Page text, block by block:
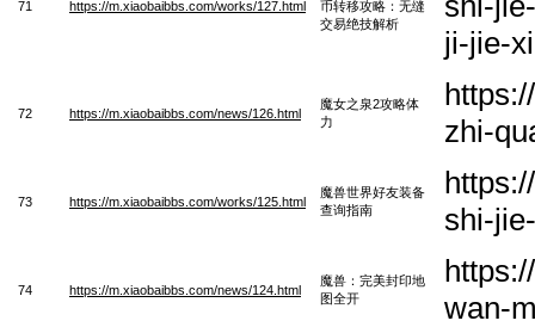
71 https://m.xiaobaibbs.com/works/127.html
币转移攻略：无缝
交易绝技解析
ji-jie-
72 https://m.xiaobaibbs.com/news/126.html
魔女之泉2攻略体
力
zhi-
73 https://m.xiaobaibbs.com/works/125.html
魔兽世界好友装备
查询指南
shi-
74 https://m.xiaobaibbs.com/news/124.html
魔兽：完美封印地
图全开
wan-